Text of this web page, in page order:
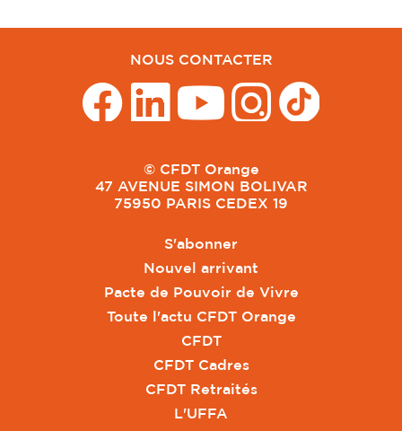
NOUS CONTACTER
© CFDT Orange
47 AVENUE SIMON BOLIVAR
75950 PARIS CEDEX 19
S'abonner
Nouvel arrivant
Pacte de Pouvoir de Vivre
Toute l'actu CFDT Orange
CFDT
CFDT Cadres
CFDT Retraités
L'UFFA